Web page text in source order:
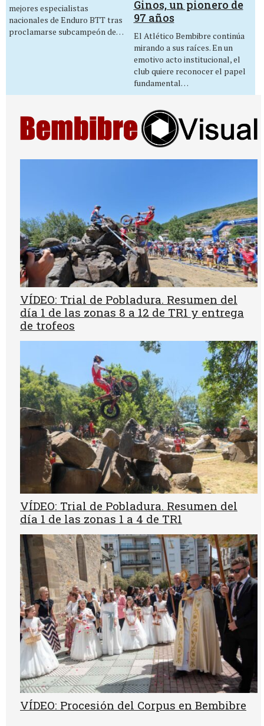
mejores especialistas
nacionales de Enduro BTT tras
proclamarse subcampeón de…
Ginos, un pionero de
97 años
El Atlético Bembibre continúa
mirando a sus raíces. En un
emotivo acto institucional, el
club quiere reconocer el papel
fundamental…
VÍDEO: Trial de Pobladura. Resumen del
día 1 de las zonas 8 a 12 de TR1 y entrega
de trofeos
VÍDEO: Trial de Pobladura. Resumen del
día 1 de las zonas 1 a 4 de TR1
VÍDEO: Procesión del Corpus en Bembibre